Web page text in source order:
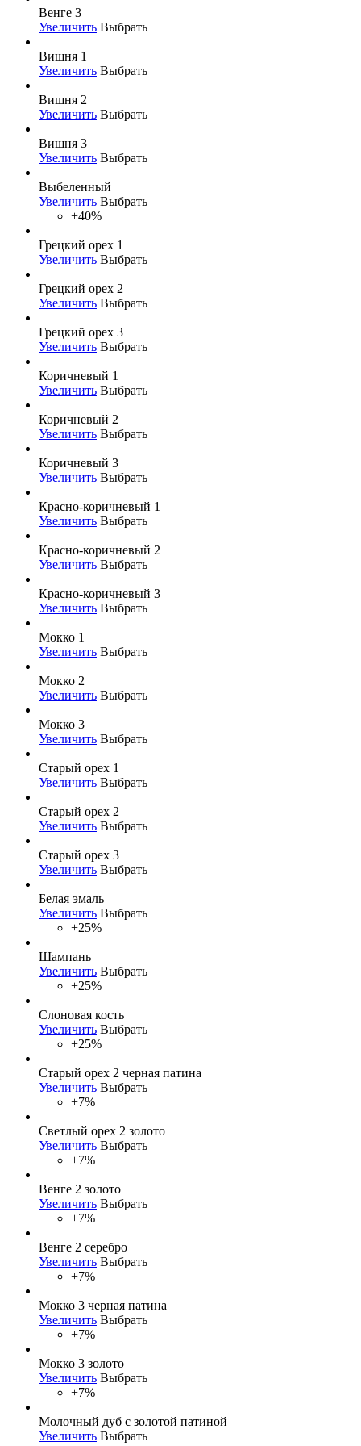
Венге 3
Увеличить Выбрать
Вишня 1
Увеличить Выбрать
Вишня 2
Увеличить Выбрать
Вишня 3
Увеличить Выбрать
Выбеленный
Увеличить Выбрать
+40%
Грецкий орех 1
Увеличить Выбрать
Грецкий орех 2
Увеличить Выбрать
Грецкий орех 3
Увеличить Выбрать
Коричневый 1
Увеличить Выбрать
Коричневый 2
Увеличить Выбрать
Коричневый 3
Увеличить Выбрать
Красно-коричневый 1
Увеличить Выбрать
Красно-коричневый 2
Увеличить Выбрать
Красно-коричневый 3
Увеличить Выбрать
Мокко 1
Увеличить Выбрать
Мокко 2
Увеличить Выбрать
Мокко 3
Увеличить Выбрать
Старый орех 1
Увеличить Выбрать
Старый орех 2
Увеличить Выбрать
Старый орех 3
Увеличить Выбрать
Белая эмаль
Увеличить Выбрать
+25%
Шампань
Увеличить Выбрать
+25%
Слоновая кость
Увеличить Выбрать
+25%
Старый орех 2 черная патина
Увеличить Выбрать
+7%
Светлый орех 2 золото
Увеличить Выбрать
+7%
Венге 2 золото
Увеличить Выбрать
+7%
Венге 2 серебро
Увеличить Выбрать
+7%
Мокко 3 черная патина
Увеличить Выбрать
+7%
Мокко 3 золото
Увеличить Выбрать
+7%
Молочный дуб с золотой патиной
Увеличить Выбрать